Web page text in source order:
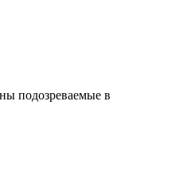
подозреваемые в